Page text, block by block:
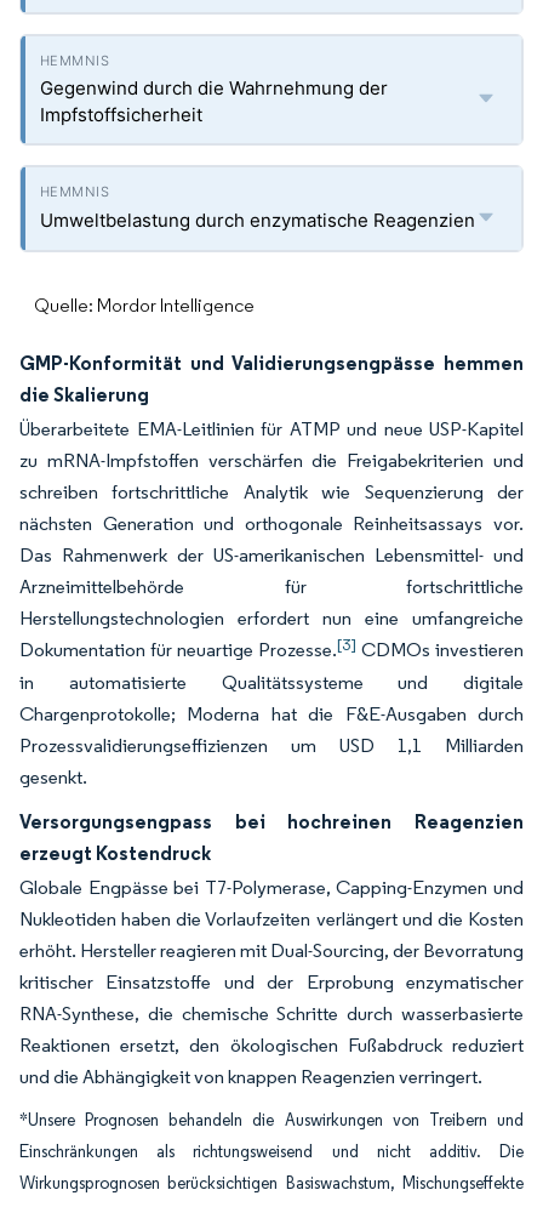
Gegenwind durch die Wahrnehmung der
Impfstoffsicherheit
Umweltbelastung durch enzymatische Reagenzien
Quelle: Mordor Intelligence
GMP-Konformität und Validierungsengpässe hemmen
die Skalierung
Überarbeitete EMA-Leitlinien für ATMP und neue USP-Kapitel
zu mRNA-Impfstoffen verschärfen die Freigabekriterien und
schreiben fortschrittliche Analytik wie Sequenzierung der
nächsten Generation und orthogonale Reinheitsassays vor.
Das Rahmenwerk der US-amerikanischen Lebensmittel- und
Arzneimittelbehörde für fortschrittliche
Herstellungstechnologien erfordert nun eine umfangreiche
Dokumentation für neuartige Prozesse.[3] CDMOs investieren
in automatisierte Qualitätssysteme und digitale
Chargenprotokolle; Moderna hat die F&E-Ausgaben durch
Prozessvalidierungseffizienzen um USD 1,1 Milliarden
gesenkt.
Versorgungsengpass bei hochreinen Reagenzien
erzeugt Kostendruck
Globale Engpässe bei T7-Polymerase, Capping-Enzymen und
Nukleotiden haben die Vorlaufzeiten verlängert und die Kosten
erhöht. Hersteller reagieren mit Dual-Sourcing, der Bevorratung
kritischer Einsatzstoffe und der Erprobung enzymatischer
RNA-Synthese, die chemische Schritte durch wasserbasierte
Reaktionen ersetzt, den ökologischen Fußabdruck reduziert
und die Abhängigkeit von knappen Reagenzien verringert.
*Unsere Prognosen behandeln die Auswirkungen von Treibern und
Einschränkungen als richtungsweisend und nicht additiv. Die
Wirkungsprognosen berücksichtigen Basiswachstum, Mischungseffekte